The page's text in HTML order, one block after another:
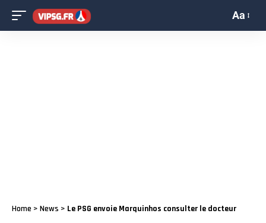
Aa
Home > News > Le PSG envoie Marquinhos consulter le docteur